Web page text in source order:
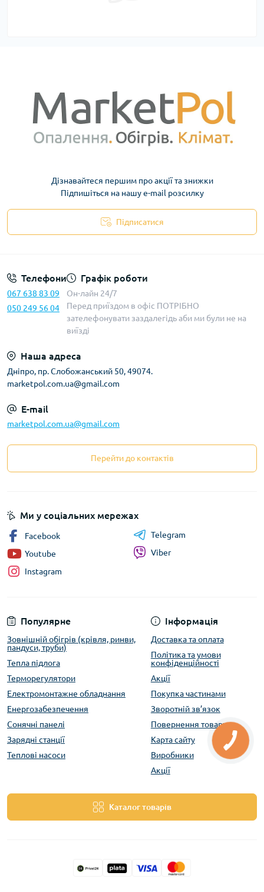
Дізнавайтеся першим про акції та знижки
Підпишіться на нашу e-mail розсилку
Підписатися
Телефони
067 638 83 09
050 249 56 04
Графік роботи
Он-лайн 24/7
Перед приїздом в офіс ПОТРІБНО
зателефонувати заздалегідь аби ми були не на
виїзді
Наша адреса
Дніпро, пр. Слобожанський 50, 49074.
marketpol.com.ua@gmail.com
E-mail
marketpol.com.ua@gmail.com
Перейти до контактів
Популярне
Зовнішній обігрів (крівля, ринви,
пандуси, труби)
Тепла підлога
Терморегулятори
Електромонтажне обладнання
Енергозабезпечення
Сонячні панелі
Зарядні станції
Теплові насоси
Інформація
Доставка та оплата
Політика та умови
конфіденційності
Акції
Покупка частинами
Зворотній зв’язок
Повернення товару
Карта сайту
Виробники
Акції
Каталог товарів
Ми у соціальних мережах
Facebook
Youtube
Instagram
Telegram
Viber